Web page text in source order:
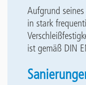
Aufgrund
in stark
ist gemäß DIN